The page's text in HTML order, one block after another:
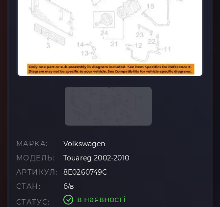
МАРКА:
Volkswagen
МОДЕЛЬ:
Touareg 2002-2010
АРТИКУЛ:
8E0260749C
СТАН:
б/в
СТАТУС:
в наявності